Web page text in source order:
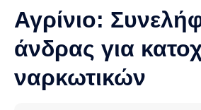
Αγρίνιο:
άνδρας για
ναρκωτικών